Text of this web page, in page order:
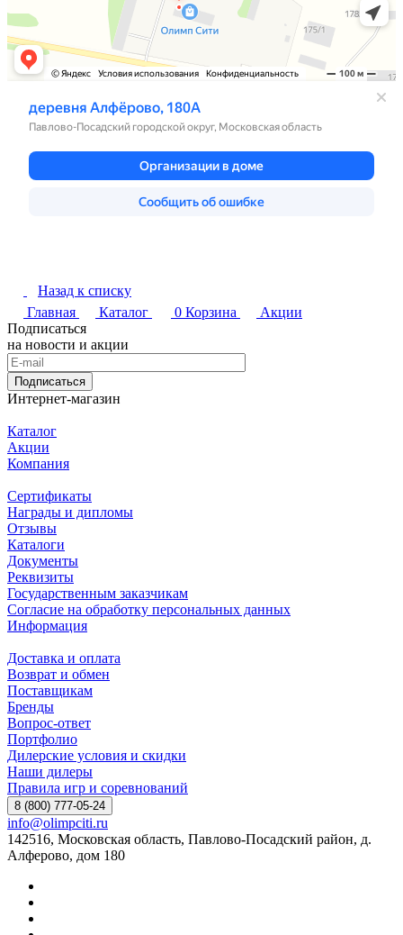
Назад к списку
Главная
Каталог 0 Корзина
Акции
Подписаться
на новости и акции
Подписаться
Интернет-магазин
Каталог
Акции
Компания
Сертификаты
Награды и дипломы
Отзывы
Каталоги
Документы
Реквизиты
Государственным заказчикам
Согласие на обработку персональных данных
Информация
Доставка и оплата
Возврат и обмен
Поставщикам
Бренды
Вопрос-ответ
Портфолио
Дилерские условия и скидки
Наши дилеры
Правила игр и соревнований
8 (800) 777-05-24
info@olimpciti.ru
142516, Московская область, Павлово-Посадский район, д.
Алферово, дом 180